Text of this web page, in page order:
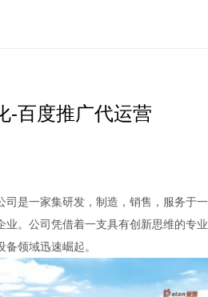
-百度推广代运营
是一家集研发，制造，销售，服务于
业。公司凭借着一支具有创新思维的专
领域迅速崛起。